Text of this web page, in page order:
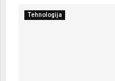
Tehnologija